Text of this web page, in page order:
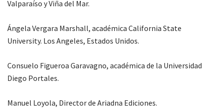
Valparaíso y Viña del Mar.
Ángela Vergara Marshall, académica California State
University. Los Angeles, Estados Unidos.
Consuelo Figueroa Garavagno, académica de la Universidad
Diego Portales.
Manuel Loyola, Director de Ariadna Ediciones.